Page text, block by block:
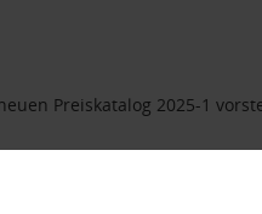
Preiskatalog 2025-1
farbige Markierung